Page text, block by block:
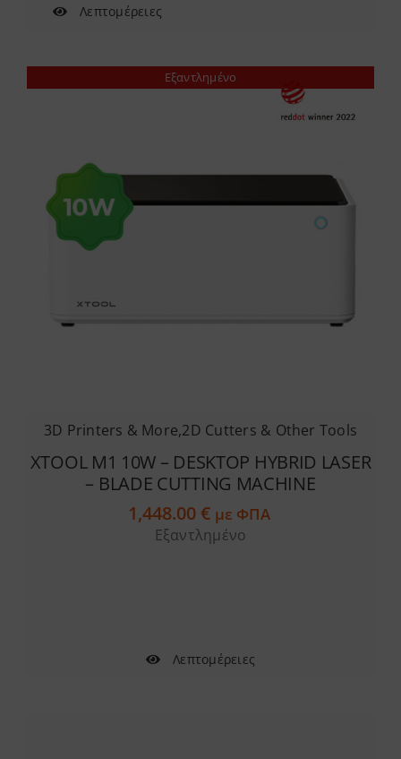
Λεπτομέρειες
Εξαντλημένο
3D Printers & More,2D Cutters & Other Tools
XTOOL M1 10W – DESKTOP HYBRID LASER
– BLADE CUTTING MACHINE
1,448.00€ με ΦΠΑ
Εξαντλημένο
Λεπτομέρειες